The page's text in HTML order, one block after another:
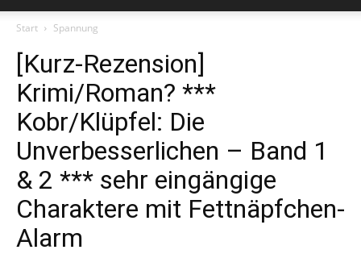
Start Spannung
[Kurz-Rezension]
Krimi/Roman? ***
Kobr/Klüpfel: Die
Unverbesserlichen – Band 1
& 2 *** sehr eingängige
Charaktere mit Fettnäpfchen-
Alarm